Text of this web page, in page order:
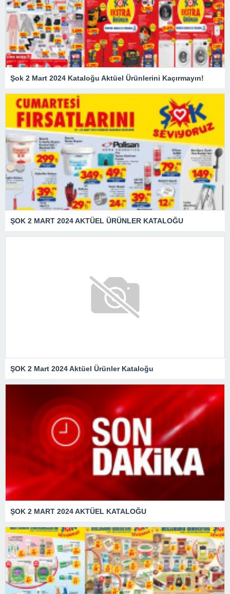
Şok 2 Mart 2024 Kataloğu Aktüel Ürünlerini Kaçırmayın!
ŞOK 2 MART 2024 AKTÜEL ÜRÜNLER KATALOĞU
ŞOK 2 Mart 2024 Aktüel Ürünler Kataloğu
ŞOK 2 MART 2024 AKTÜEL KATALOĞU